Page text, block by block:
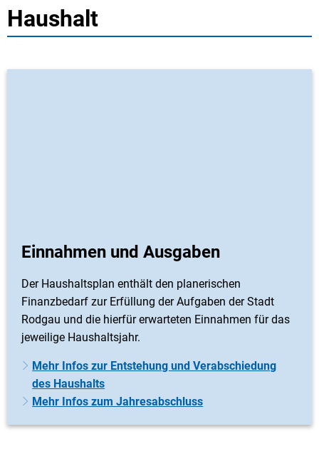
Haushalt
Einnahmen und Ausgaben
Der Haushaltsplan enthält den planerischen
Finanzbedarf zur Erfüllung der Aufgaben der Stadt
Rodgau und die hierfür erwarteten Einnahmen für das
jeweilige Haushaltsjahr.
Mehr Infos zur Entstehung und Verabschiedung
des Haushalts
Mehr Infos zum Jahresabschluss